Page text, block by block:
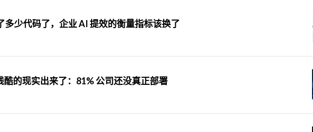
多少代码了，企业 AI 提效的衡量指标该换了
的现实出来了：81% 公司还没真正部署